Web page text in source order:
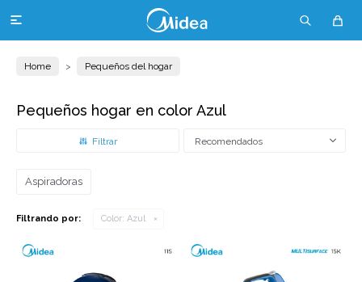

Home Pequeños del hogar
Pequeños hogar en color Azul
Recomendados
Aspiradoras
Filtrando por: Color: Azul